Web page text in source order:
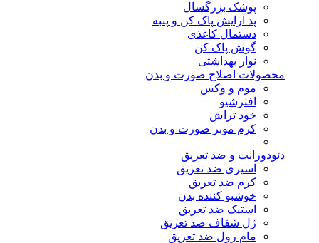
پوشک بزرگسال
پد آرایش پاک کن و پنبه
دستمال کاغذی
گوش پاک کن
نوار بهداشتی
محصولات اصلاح صورت و بدن
موم و وکس
افترشیو
خود تراش
کرم موبر صورت و بدن
دئودورانت و ضد تعریق
اسپری ضد تعریق
کرم ضد تعریق
خوشبو کننده بدن
استیک ضد تعریق
ژل شفاف ضد تعریق
مام رول ضد تعریق